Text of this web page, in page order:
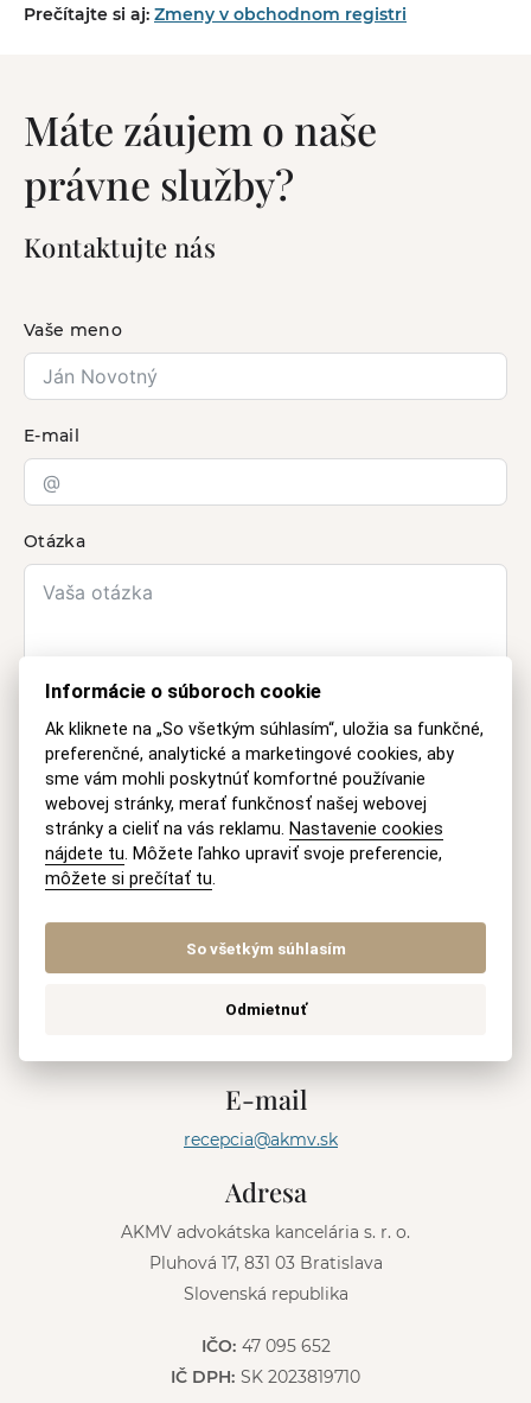
Prečítajte si aj: Zmeny v obchodnom registri
Máte záujem o naše
právne služby?
Kontaktujte nás
Vaše meno
E-mail
Otázka
Informácie o spracúvaníosobných údajov
Mobil
E-mail
recepcia@akmv.sk
Adresa
AKMV advokátska kancelária s. r. o.
Pluhová 17, 831 03 Bratislava
Slovenská republika
IČO: 47 095 652
IČ DPH: SK 2023819710
Informácie o súboroch cookie
Ak kliknete na „So všetkým súhlasím“, uložia sa funkčné,
preferenčné, analytické a marketingové cookies, aby
sme vám mohli poskytnúť komfortné používanie
webovej stránky, merať funkčnosť našej webovej
stránky a cieliť na vás reklamu. Nastavenie cookies
nájdete tu. Môžete ľahko upraviť svoje preferencie,
môžete si prečítať tu.
So všetkým súhlasím
Odmietnuť